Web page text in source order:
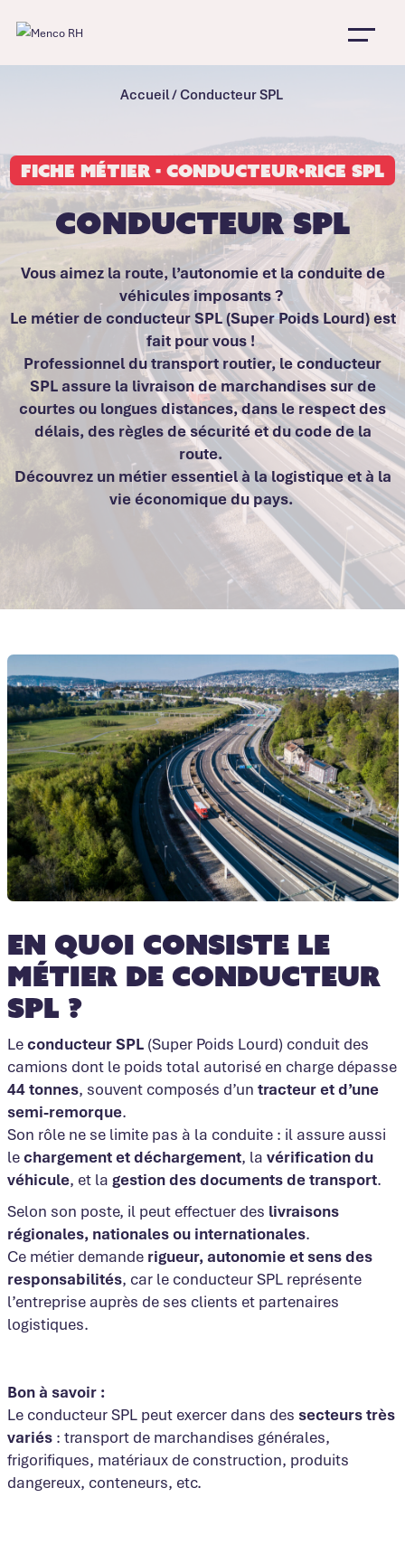
Accueil/Conducteur SPL
Fiche métier - Conducteur·rice SPL
Conducteur SPL
Vous aimez la route, l’autonomie et la conduite de
véhicules imposants ?
Le métier deconducteur SPL(Super Poids Lourd) est
fait pour vous !
Professionnel du transport routier, le conducteur
SPL assure la livraison de marchandises sur de
courtes ou longues distances, dans le respect des
délais, des règles de sécurité et du code de la
route.
Découvrez un métier essentiel à la logistique et à la
vie économique du pays.
En quoi consiste le
métier de conducteur
SPL ?
Leconducteur SPL(Super Poids Lourd) conduit des
camions dont le poids total autorisé en charge dépasse
44 tonnes, souvent composés d’un tracteur et d’une
semi-remorque.
Son rôle ne se limite pas à la conduite : il assure aussi
lechargement et déchargement, la vérification du
véhicule, et la gestion des documents de transport.
Selon son poste, il peut effectuer des livraisons
régionales, nationales ou internationales.
Ce métier demande rigueur, autonomie et sens des
responsabilités, car le conducteur SPL représente
l’entreprise auprès de ses clients et partenaires
logistiques.
Bon à savoir :
Le conducteur SPL peut exercer dans des secteurs très
variés: transport de marchandises générales,
frigorifiques, matériaux de construction, produits
dangereux, conteneurs, etc.